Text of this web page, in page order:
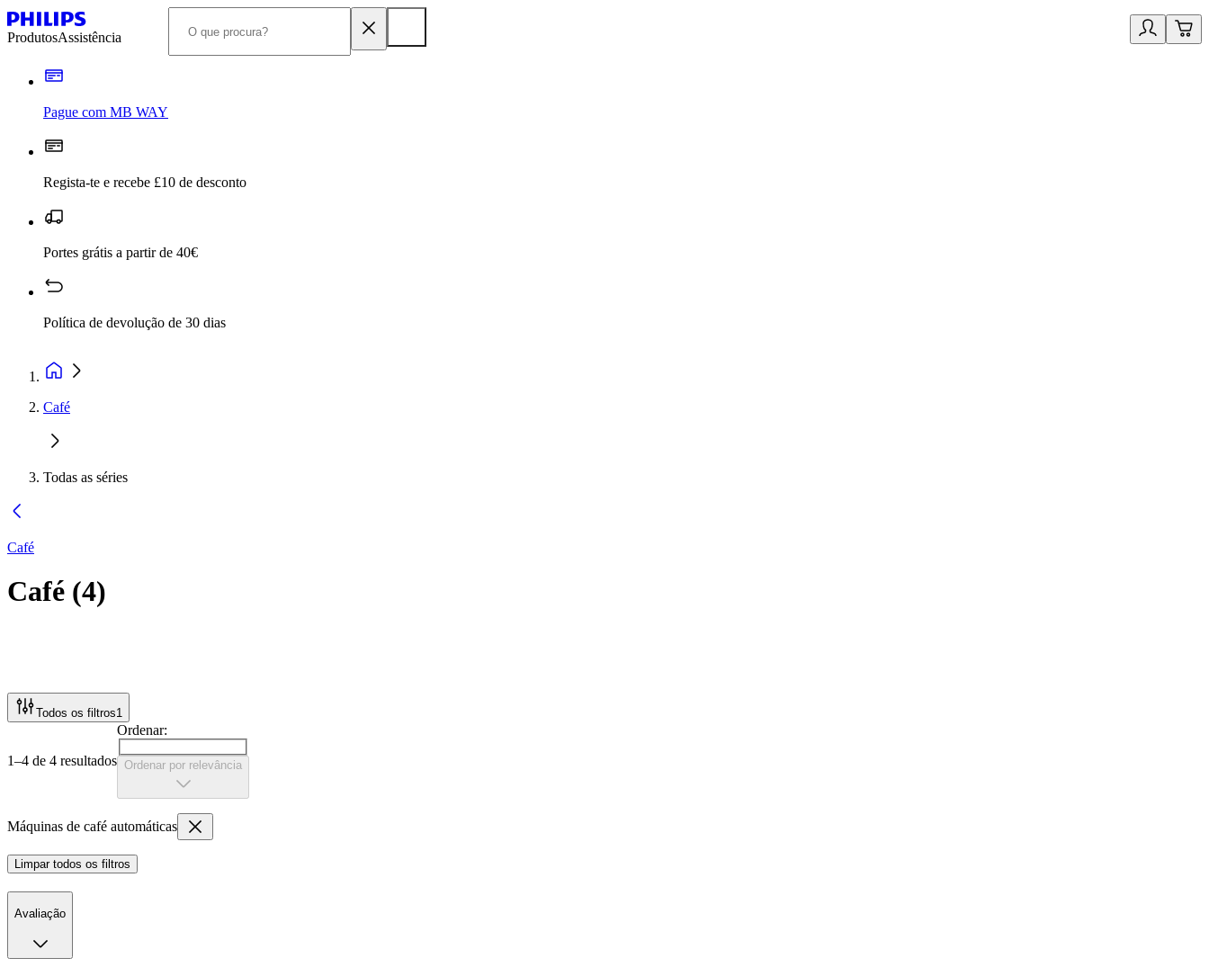
ProdutosAssistência
Pague com MB WAY
Regista-te e recebe £10 de desconto
Portes grátis a partir de 40€
Política de devolução de 30 dias
Café
Todas as séries
Café
Café (4)
Todos os filtros1
1–4 de 4 resultados
Ordenar:
Ordenar por relevância
Máquinas de café automáticas
Limpar todos os filtros
Avaliação